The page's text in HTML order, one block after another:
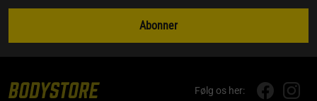
Abonner
Følg os her: